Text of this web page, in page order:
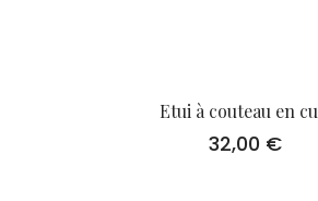
Etui à couteau en
32,00 €